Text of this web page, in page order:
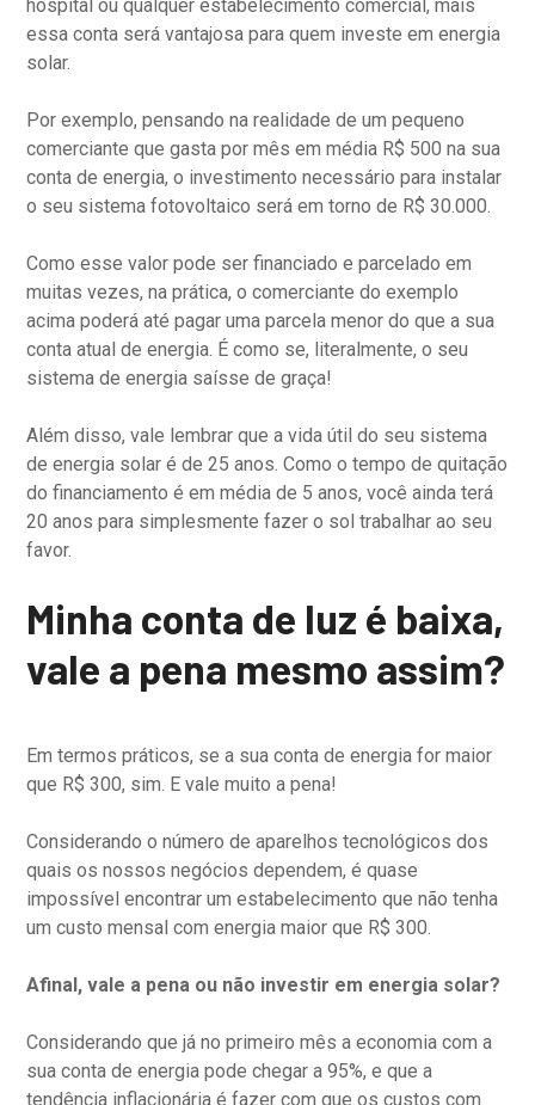
hospital ou qualquer estabelecimento comercial, mais
essa conta será vantajosa para quem investe em energia
solar.
Por exemplo, pensando na realidade de um pequeno
comerciante que gasta por mês em média R$ 500 na sua
conta de energia, o investimento necessário para instalar
o seu sistema fotovoltaico será em torno de R$ 30.000.
Como esse valor pode ser financiado e parcelado em
muitas vezes, na prática, o comerciante do exemplo
acima poderá até pagar uma parcela menor do que a sua
conta atual de energia. É como se, literalmente, o seu
sistema de energia saísse de graça!
Além disso, vale lembrar que a vida útil do seu sistema
de energia solar é de 25 anos. Como o tempo de quitação
do financiamento é em média de 5 anos, você ainda terá
20 anos para simplesmente fazer o sol trabalhar ao seu
favor.
Minha conta de luz é baixa,
vale a pena mesmo assim?
Em termos práticos, se a sua conta de energia for maior
que R$ 300, sim. E vale muito a pena!
Considerando o número de aparelhos tecnológicos dos
quais os nossos negócios dependem, é quase
impossível encontrar um estabelecimento que não tenha
um custo mensal com energia maior que R$ 300.
Afinal, vale a pena ou não investir em energia solar?
Considerando que já no primeiro mês a economia com a
sua conta de energia pode chegar a 95%, e que a
tendência inflacionária é fazer com que os custos com